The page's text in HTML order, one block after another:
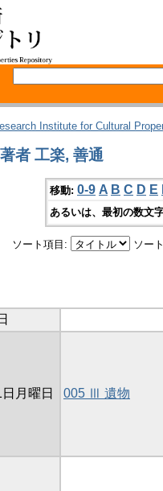
Institute for Cultural
者 工楽, 善通
移動: 0-9 A B C D E
あるいは、最初の数文
ソート項目: ソー
月曜日 005 Ⅲ 遺物